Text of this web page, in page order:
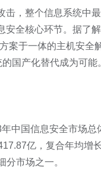
击，整个信息系统中
全核心环节。据了解
案于一体的主机安全
国产化替代成为可能
中国信息安全市场总
亿，复合年均增
市场之一。